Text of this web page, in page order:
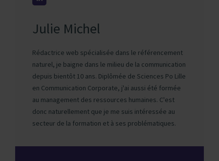
Julie Michel
Rédactrice web spécialisée dans le référencement
naturel, je baigne dans le milieu de la communication
depuis bientôt 10 ans. Diplômée de Sciences Po Lille
en Communication Corporate, j'ai aussi été formée
au management des ressources humaines. C'est
donc naturellement que je me suis intéressée au
secteur de la formation et à ses problématiques.